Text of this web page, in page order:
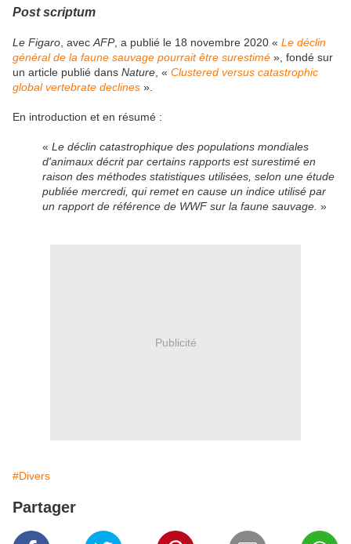
Post scriptum
Le Figaro, avecAFP, a publié le 18 novembre 2020 « Le déclin
général de la faune sauvage pourrait être surestimé », fondé sur
un article publié dans Nature, « Clustered versus catastrophic
global vertebrate declines ».
En introduction et en résumé :
« Le déclin catastrophique des populations mondiales
d'animaux décrit par certains rapports est surestimé en
raison des méthodes statistiques utilisées, selon une étude
publiée mercredi, qui remet en cause un indice utilisé par
un rapport de référence de WWF sur la faune sauvage. »
Publicité
#Divers
Partager